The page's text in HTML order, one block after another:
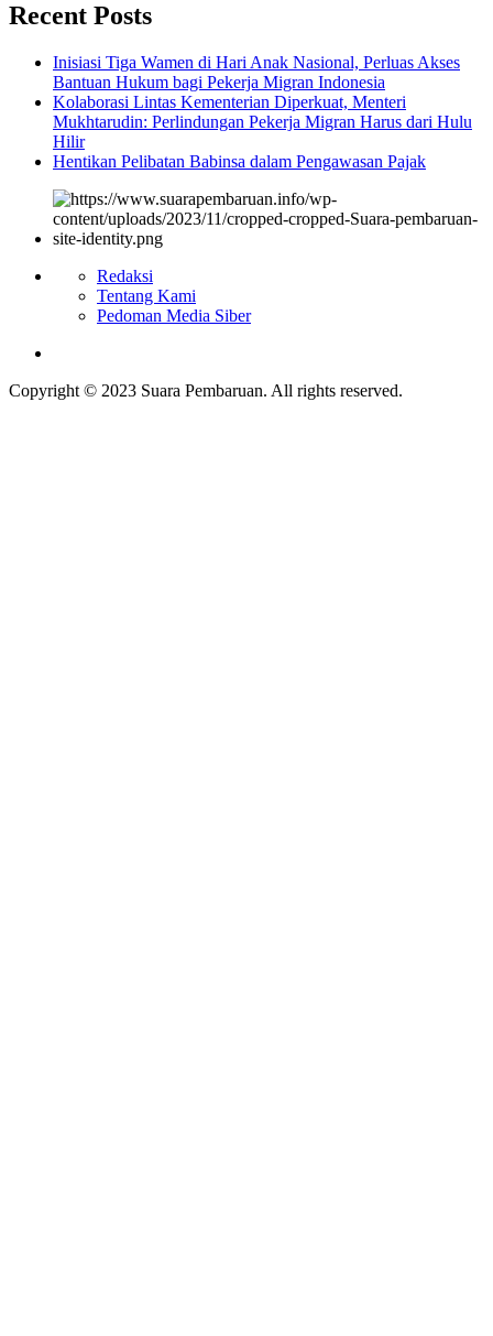
Recent Posts
Inisiasi Tiga Wamen di Hari Anak Nasional, Perluas Akses
Bantuan Hukum bagi Pekerja Migran Indonesia
Kolaborasi Lintas Kementerian Diperkuat, Menteri
Mukhtarudin: Perlindungan Pekerja Migran Harus dari Hulu
Hilir
Hentikan Pelibatan Babinsa dalam Pengawasan Pajak
Redaksi
Tentang Kami
Pedoman Media Siber
Copyright © 2023 Suara Pembaruan. All rights reserved.